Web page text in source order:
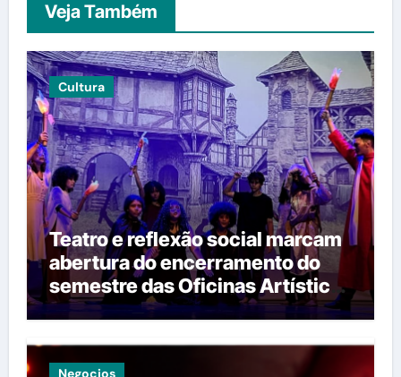
Veja Também
Cultura
Teatro e reflexão social marcam
abertura do encerramento do
semestre das Oficinas Artísticas
do Teatro João Paulo II
Negocios